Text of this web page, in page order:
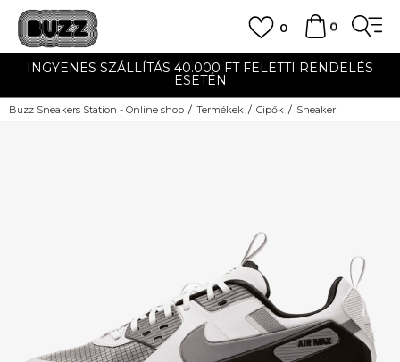
0
0
INGYENES SZÁLLÍTÁS 40.000 FT FELETTI RENDELÉS
ESETÉN
Buzz Sneakers Station - Online shop Termékek Cipők Sneaker